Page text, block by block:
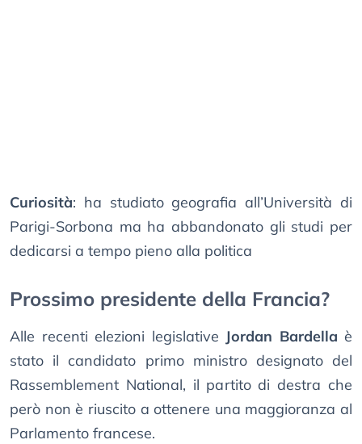
Curiosità: ha studiato geografia all’Università di
Parigi-Sorbona ma ha abbandonato gli studi per
dedicarsi a tempo pieno alla politica
Prossimo presidente della Francia?
Alle recenti elezioni legislative Jordan Bardella è
stato il candidato primo ministro designato del
Rassemblement National, il partito di destra che
però non è riuscito a ottenere una maggioranza al
Parlamento francese.